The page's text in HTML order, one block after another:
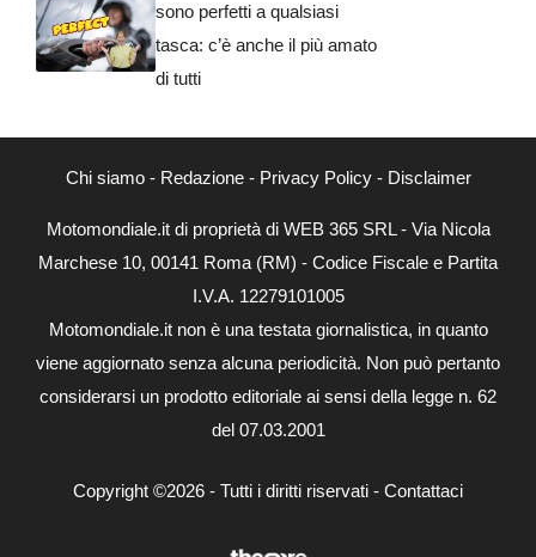
sono perfetti a qualsiasi
tasca: c’è anche il più amato
di tutti
Chi siamo- Redazione- Privacy Policy- Disclaimer
Motomondiale.it di proprietà di WEB 365 SRL - Via Nicola
Marchese 10, 00141 Roma (RM) - Codice Fiscale e Partita
I.V.A. 12279101005
Motomondiale.it non è una testata giornalistica, in quanto
viene aggiornato senza alcuna periodicità. Non può pertanto
considerarsi un prodotto editoriale ai sensi della legge n. 62
del 07.03.2001
Copyright ©2026 - Tutti i diritti riservati - Contattaci